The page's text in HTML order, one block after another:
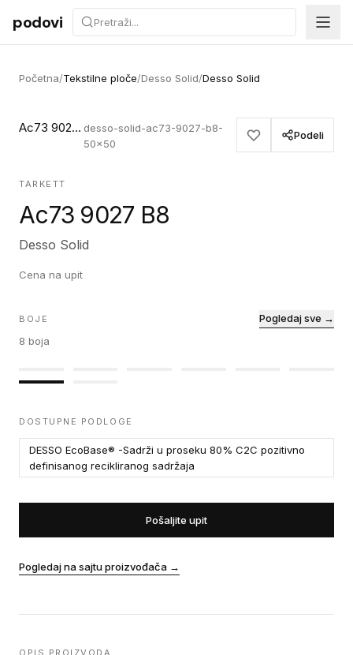
Preskoči na sadržaj
podovi
Početna/Tekstilne ploče/Desso Solid/Desso Solid
Ac73 9027 B8 desso-solid-ac73-9027-b8-
50x50
Podeli
TARKETT
Ac73 9027 B8
Desso Solid
Cena na upit
BOJE
8 boja
Pogledaj sve →
DOSTUPNE PODLOGE
DESSO EcoBase® -Sadrži u proseku 80% C2C pozitivno
definisanog recikliranog sadržaja
Pošaljite upit
Pogledaj na sajtu proizvođača →
OPIS PROIZVODA